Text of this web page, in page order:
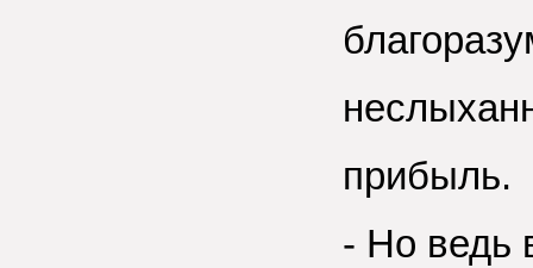
прибыль.
- Но ведь